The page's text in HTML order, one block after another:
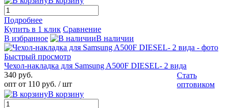
Подробнее
Купить в 1 клик Сравнение
В избранное
В наличии
Быстрый просмотр
Чехол-накладка для Samsung A500F DIESEL- 2 вида
340 руб.
опт от 110 руб. / шт
Стать
оптовиком
В корзину